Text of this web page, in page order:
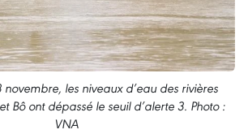
novembre, les niveaux d’eau des rivières
Bô ont dépassé le seuil d’alerte 3. Photo :
VNA